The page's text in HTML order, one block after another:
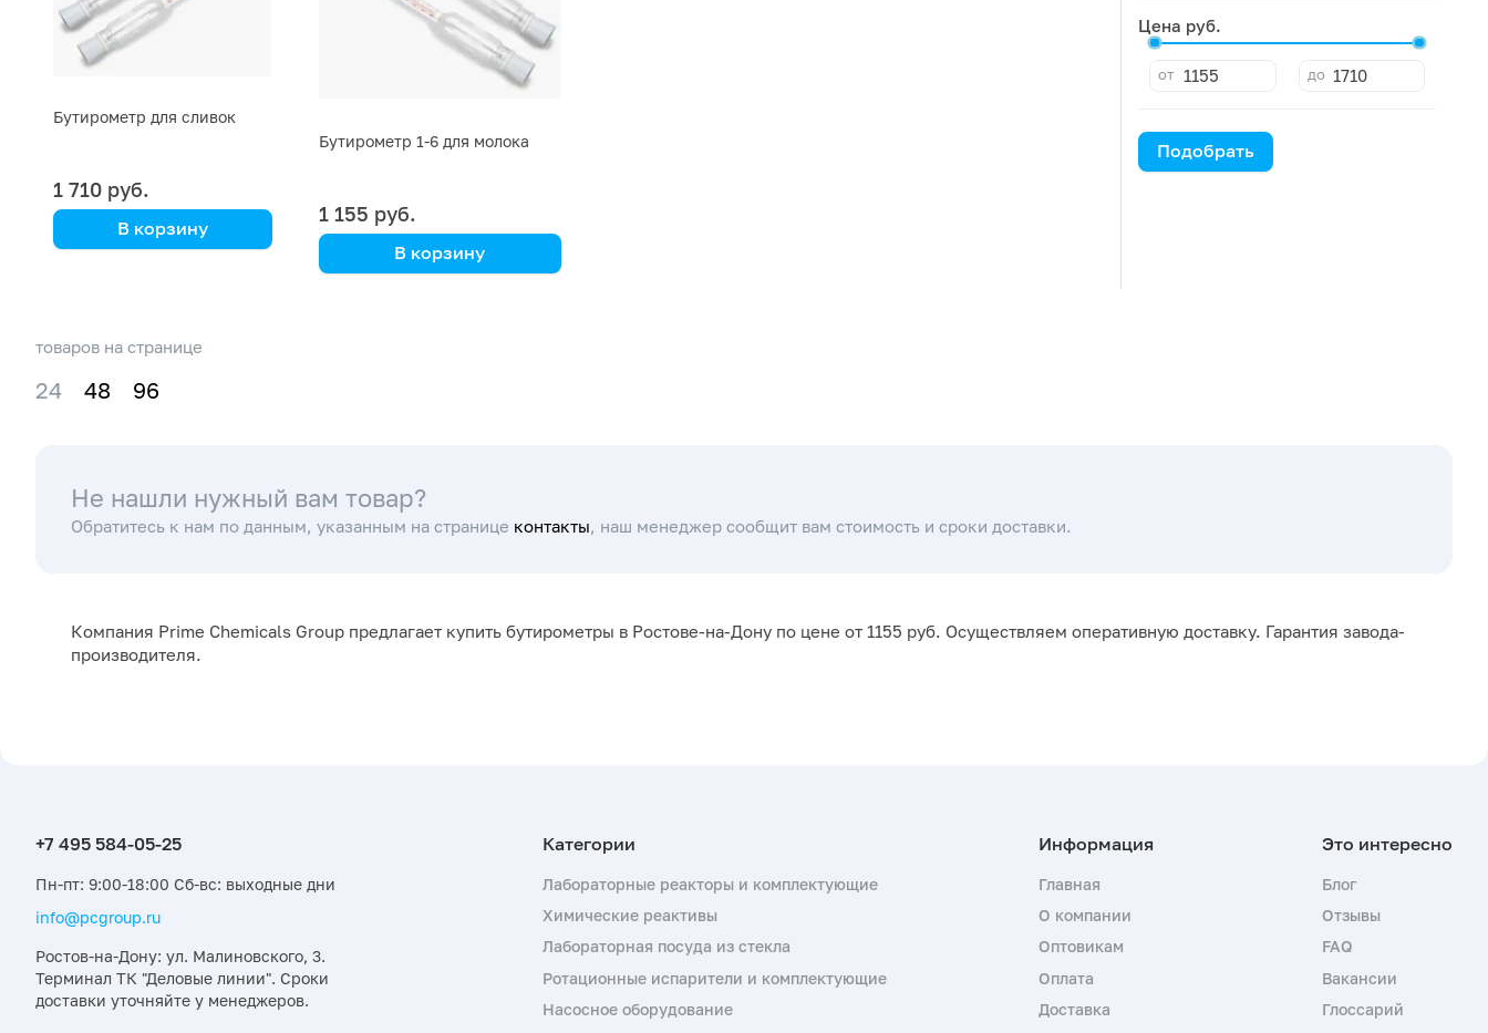
Бутирометр для сливок
1 710 руб.
В корзину
Бутирометр 1-6 для молока
1 155 руб.
В корзину
Цена руб.
от до
Подобрать
товаров на странице
24 48 96
Не нашли нужный вам товар?
Обратитесь к нам по данным, указанным на странице контакты , наш менеджер сообщит вам стоимость и сроки доставки.
Компания Prime Chemicals Group предлагает купить бутирометры в Ростове-на-Дону по цене от 1155 руб. Осуществляем оперативную доставку. Гарантия завода-
производителя.
Пн-пт: 9:00-18:00 Сб-вс: выходные дни
info@pcgroup.ru
Ростов-на-Дону: ул. Малиновского, 3.
Терминал ТК "Деловые линии". Сроки
доставки уточняйте у менеджеров.
Лабораторные реакторы и комплектующие
Химические реактивы
Лабораторная посуда из стекла
Ротационные испарители и комплектующие
Насосное оборудование
Главная
О компании
Оптовикам
Оплата
Доставка
Блог
Отзывы
FAQ
Вакансии
Глоссарий